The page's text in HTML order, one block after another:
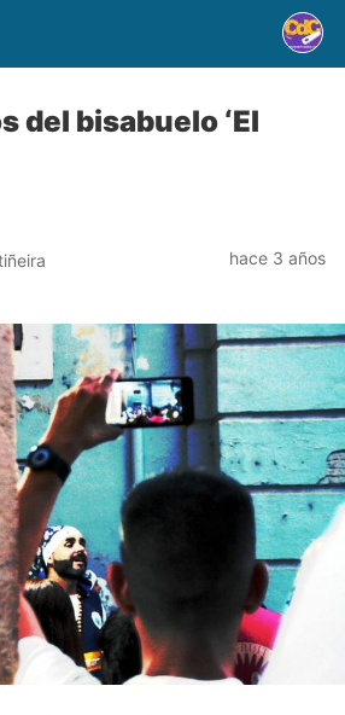
del bisabuelo ‘El
hace 3 años